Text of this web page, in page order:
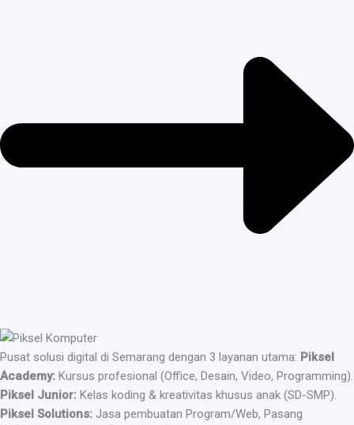
Pusat solusi digital di Semarang dengan 3 layanan utama: Piksel
Academy: Kursus profesional (Office, Desain, Video, Programming).
Piksel Junior: Kelas koding & kreativitas khusus anak (SD-SMP).
Piksel Solutions: Jasa pembuatan Program/Web, Pasang